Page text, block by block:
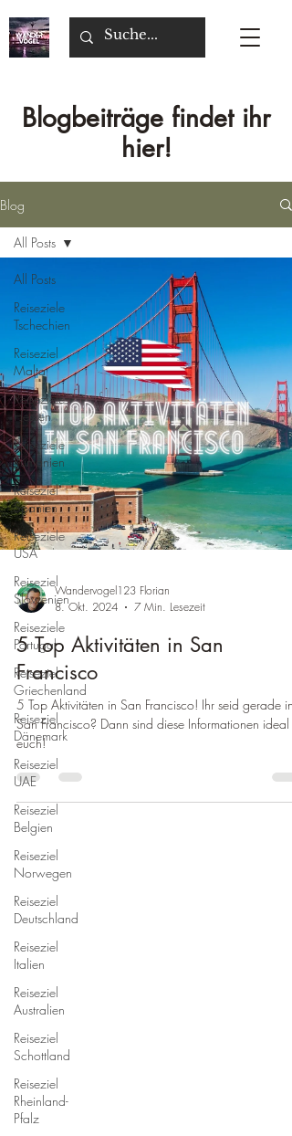
Blogbeiträge findet ihr
hier!
Blog
All Posts
Reiseziele
Tschechien
Reiseziel
Malta
Reiseziele
Hessen
Reiseziele
Rumänien
Reiseziel
Spanien
Reiseziele
USA
Reiseziel
Slowenien
Reiseziele
Portugal
Reiseziel
Griechenland
Reiseziel
Dänemark
Reiseziel
UAE
Reiseziel
Belgien
Reiseziel
Norwegen
Reiseziel
Deutschland
Reiseziel
Italien
Reiseziel
Australien
Reiseziel
Schottland
Reiseziel
Rheinland-
Pfalz
All Posts
Wandervogel123 Florian
8. Okt. 2024
7 Min. Lesezeit
5 Top Aktivitäten in San
Francisco
5 Top Aktivitäten in San Francisco! Ihr seid gerade in
San Francisco? Dann sind diese Informationen ideal
euch!